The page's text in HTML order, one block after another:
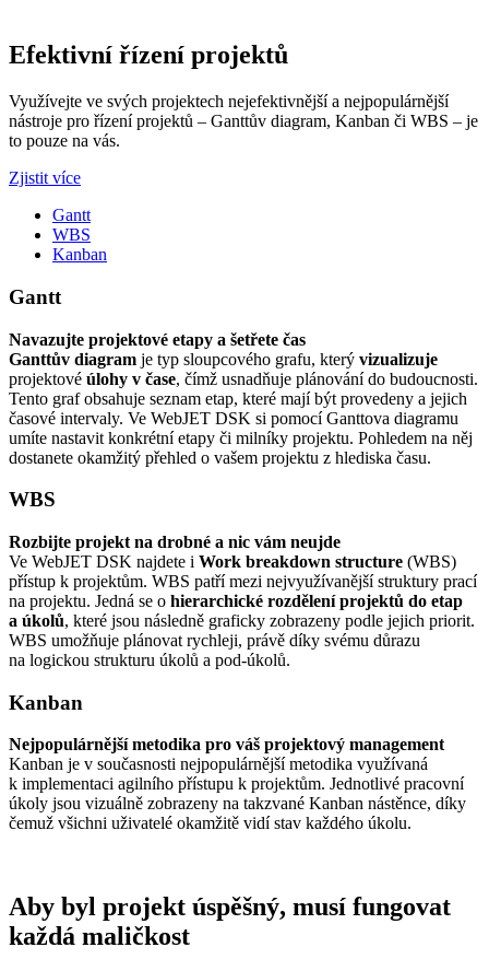
Efektivní řízení projektů
Využívejte ve svých projektech nejefektivnější a nejpopulárnější
nástroje pro řízení projektů – Ganttův diagram, Kanban či WBS – je
to pouze na vás.
Zjistit více
Gantt
WBS
Kanban
Gantt
Navazujte projektové etapy a šetřete čas
Ganttův diagram je typ sloupcového grafu, který vizualizuje
projektové úlohy v čase, čímž usnadňuje plánování do budoucnosti.
Tento graf obsahuje seznam etap, které mají být provedeny a jejich
časové intervaly. Ve WebJET DSK si pomocí Ganttova diagramu
umíte nastavit konkrétní etapy či milníky projektu. Pohledem na něj
dostanete okamžitý přehled o vašem projektu z hlediska času.
WBS
Rozbijte projekt na drobné a nic vám neujde
Ve WebJET DSK najdete i Work breakdown structure (WBS)
přístup k projektům. WBS patří mezi nejvyužívanější struktury prací
na projektu. Jedná se o hierarchické rozdělení projektů do etap
a úkolů, které jsou následně graficky zobrazeny podle jejich priorit.
WBS umožňuje plánovat rychleji, právě díky svému důrazu
na logickou strukturu úkolů a pod-úkolů.
Kanban
Nejpopulárnější metodika pro váš projektový management
Kanban je v současnosti nejpopulárnější metodika využívaná
k implementaci agilního přístupu k projektům. Jednotlivé pracovní
úkoly jsou vizuálně zobrazeny na takzvané Kanban nástěnce, díky
čemuž všichni uživatelé okamžitě vidí stav každého úkolu.
Aby byl projekt úspěšný, musí fungovat
každá maličkost